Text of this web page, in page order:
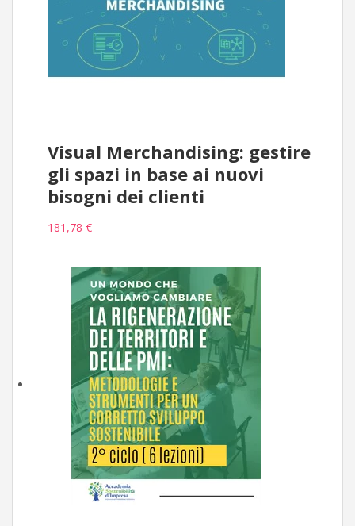
Visual Merchandising: gestire
gli spazi in base ai nuovi
bisogni dei clienti
181,78 €